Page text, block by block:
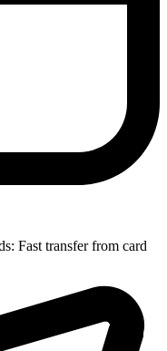
Fast transfer from card